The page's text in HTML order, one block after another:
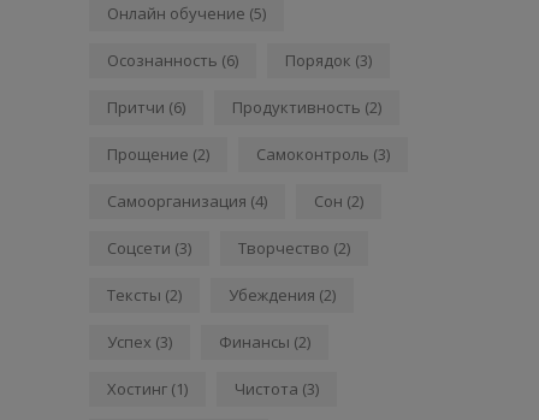
Онлайн обучение (5)
Осознанность (6) Порядок (3)
Притчи (6) Продуктивность (2)
Прощение (2) Самоконтроль (3)
Самоорганизация (4) Сон (2)
Соцсети (3) Творчество (2)
Тексты (2) Убеждения (2)
Успех (3) Финансы (2)
Хостинг (1) Чистота (3)